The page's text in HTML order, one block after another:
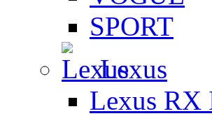
SPORT
Lexus
Lexus